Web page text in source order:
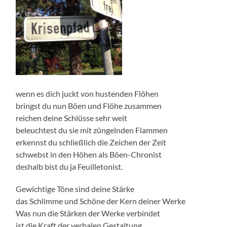
wenn es dich juckt von hustenden Flöhen
bringst du nun Böen und Flöhe zusammen
reichen deine Schlüsse sehr weit
beleuchtest du sie mit züngelnden Flammen
erkennst du schließlich die Zeichen der Zeit
schwebst in den Höhen als Böen-Chronist
deshalb bist du ja Feuilletonist.
Gewichtige Töne sind deine Stärke
das Schlimme und Schöne der Kern deiner Werke
Was nun die Stärken der Werke verbindet